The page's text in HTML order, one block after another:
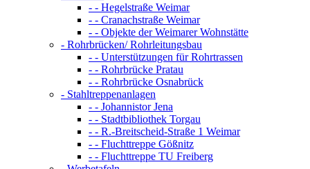
- - Hegelstraße Weimar
- - Cranachstraße Weimar
- - Objekte der Weimarer Wohnstätte
- Rohrbrücken/ Rohrleitungsbau
- - Unterstützungen für Rohrtrassen
- - Rohrbrücke Pratau
- - Rohrbrücke Osnabrück
- Stahltreppenanlagen
- - Johannistor Jena
- - Stadtbibliothek Torgau
- - R.-Breitscheid-Straße 1 Weimar
- - Fluchttreppe Gößnitz
- - Fluchttreppe TU Freiberg